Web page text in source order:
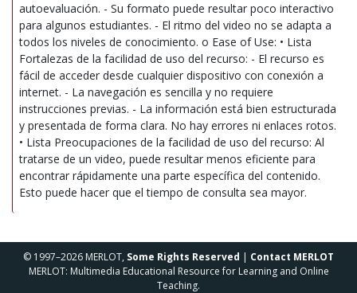
autoevaluación. - Su formato puede resultar poco interactivo
para algunos estudiantes. - El ritmo del video no se adapta a
todos los niveles de conocimiento. o Ease of Use: • Lista
Fortalezas de la facilidad de uso del recurso: - El recurso es
fácil de acceder desde cualquier dispositivo con conexión a
internet. - La navegación es sencilla y no requiere
instrucciones previas. - La información está bien estructurada
y presentada de forma clara. No hay errores ni enlaces rotos.
• Lista Preocupaciones de la facilidad de uso del recurso: Al
tratarse de un video, puede resultar menos eficiente para
encontrar rápidamente una parte específica del contenido.
Esto puede hacer que el tiempo de consulta sea mayor.
© 1997–2026 MERLOT, Some Rights Reserved | Contact MERLOT
MERLOT: Multimedia Educational Resource for Learning and Online
Teaching.